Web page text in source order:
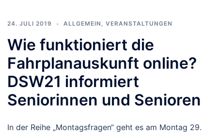
24. JULI 2019 ALLGEMEIN , VERANSTALTUNGEN
Wie funktioniert die
Fahrplanauskunft online?
DSW21 informiert
Seniorinnen und Senioren
In der Reihe „Montagsfragen“ geht es am Montag 29.